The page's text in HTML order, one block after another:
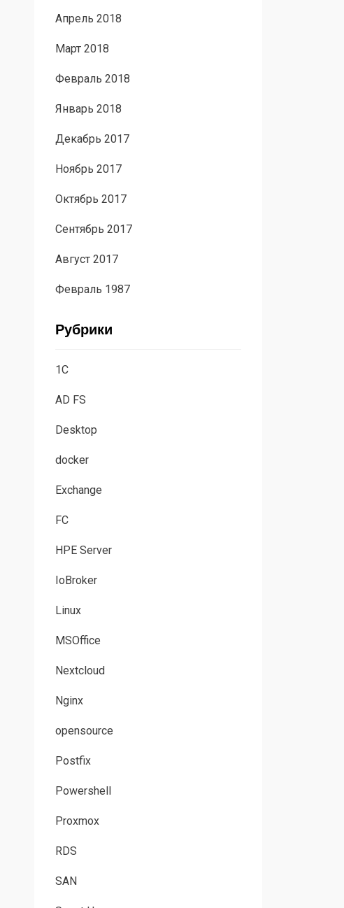
Апрель 2018
Март 2018
Февраль 2018
Январь 2018
Декабрь 2017
Ноябрь 2017
Октябрь 2017
Сентябрь 2017
Август 2017
Февраль 1987
Рубрики
1C
AD FS
Desktop
docker
Exchange
FC
HPE Server
IoBroker
Linux
MSOffice
Nextcloud
Nginx
opensource
Postfix
Powershell
Proxmox
RDS
SAN